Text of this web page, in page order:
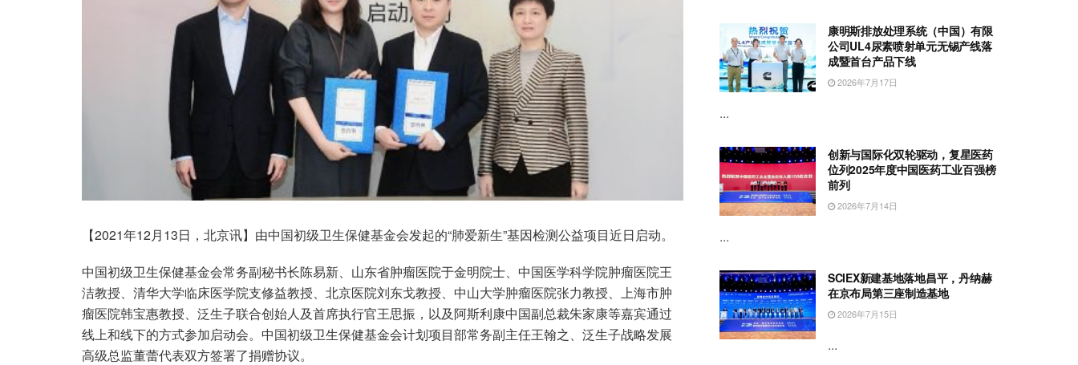
【2021年12月13日，北京讯】由中国初级卫生保健基金会发起的“肺爱新生”基因检测公益项目近日启动。
中国初级卫生保健基金会常务副秘书长陈易新、山东省肿瘤医院于金明院士、中国医学科学院肿瘤医院王
洁教授、清华大学临床医学院支修益教授、北京医院刘东戈教授、中山大学肿瘤医院张力教授、上海市肿
瘤医院韩宝惠教授、泛生子联合创始人及首席执行官王思振，以及阿斯利康中国副总裁朱家康等嘉宾通过
线上和线下的方式参加启动会。中国初级卫生保健基金会计划项目部常务副主任王翰之、泛生子战略发展
高级总监董蕾代表双方签署了捐赠协议。
康明斯排放处理系统（中国）有限
公司UL4尿素喷射单元无锡产线落
成暨首台产品下线
2026年7月17日
...
创新与国际化双轮驱动，复星医药
位列2025年度中国医药工业百强榜
前列
2026年7月14日
...
SCIEX新建基地落地昌平，丹纳赫
在京布局第三座制造基地
2026年7月15日
...